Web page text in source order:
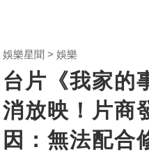
娛樂星聞 娛樂
台片《我家的
消放映！片商
因：無法配合